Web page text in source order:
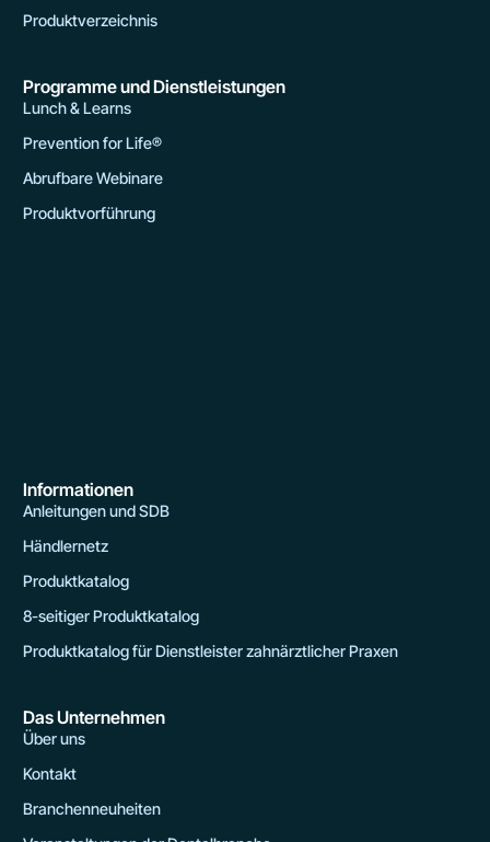
Produktverzeichnis
Programme und Dienstleistungen
Lunch & Learns
Prevention for Life®
Abrufbare Webinare
Produktvorführung
Informationen
Anleitungen und SDB
Händlernetz
Produktkatalog
8-seitiger Produktkatalog
Produktkatalog für Dienstleister zahnärztlicher Praxen
Das Unternehmen
Über uns
Kontakt
Branchenneuheiten